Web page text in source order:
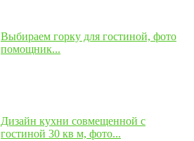
Выбираем горку для гостиной, фото
помощник...
Дизайн кухни совмещенной с
гостиной 30 кв м, фото...